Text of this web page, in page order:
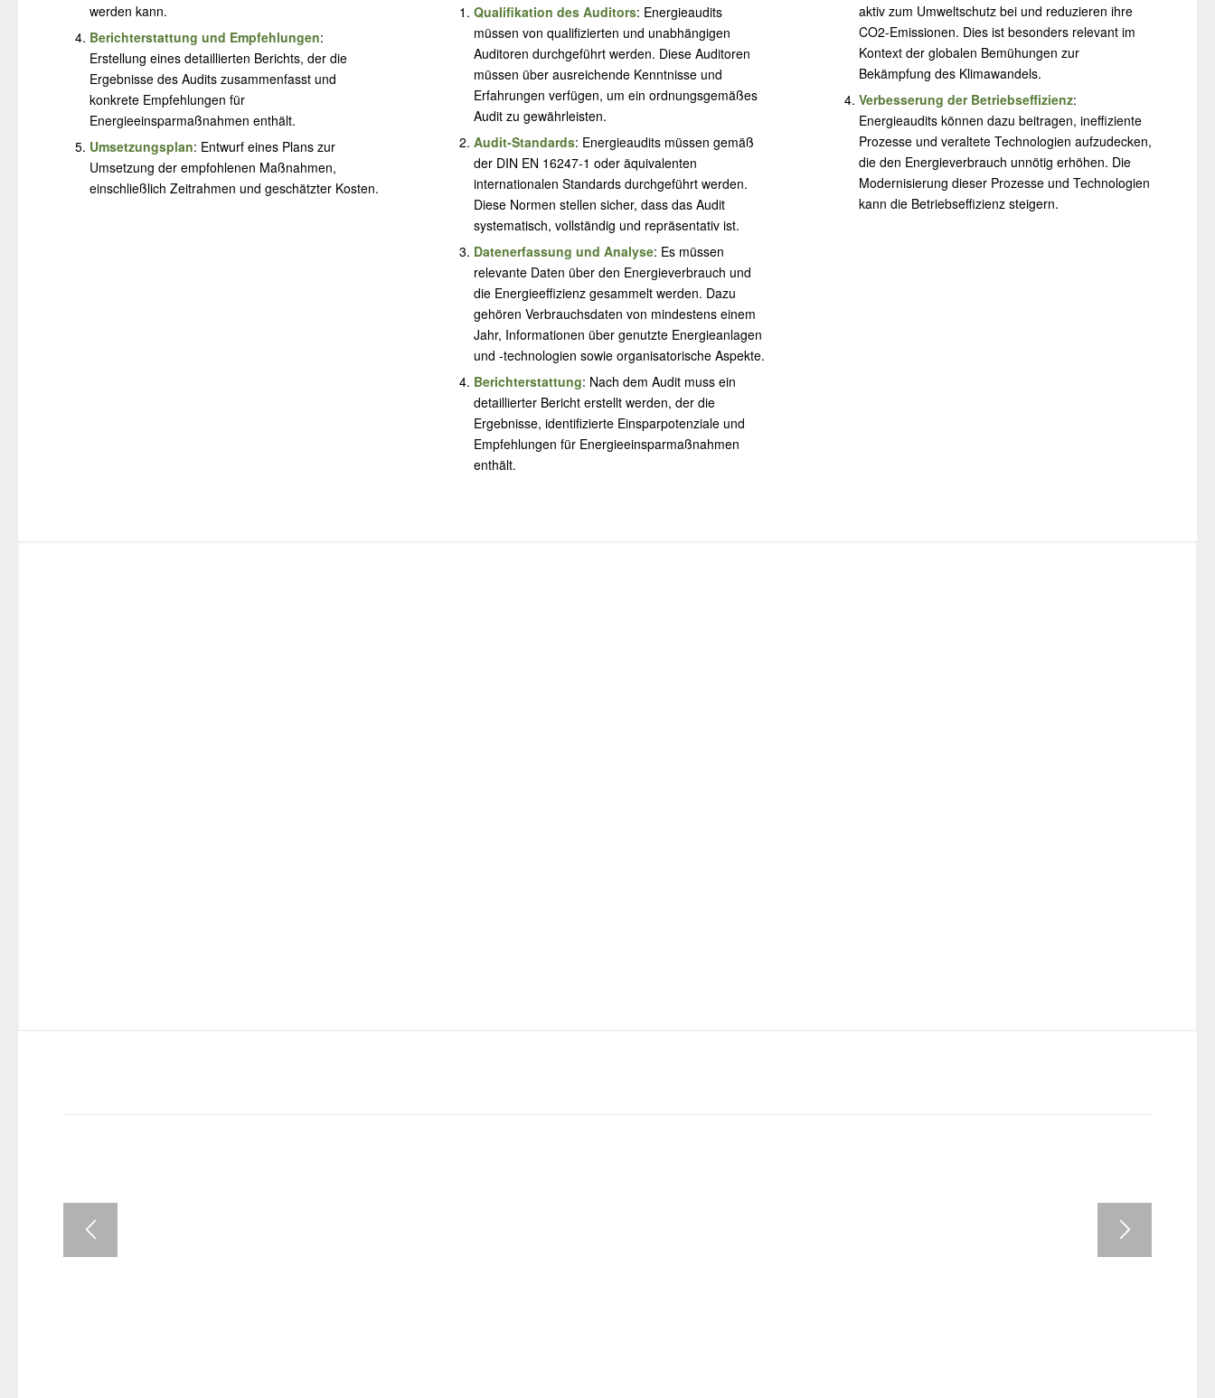
werden kann.
Berichterstattung und Empfehlungen:
Erstellung eines detaillierten Berichts, der die
Ergebnisse des Audits zusammenfasst und
konkrete Empfehlungen für
Energieeinsparmaßnahmen enthält.
Umsetzungsplan: Entwurf eines Plans zur
Umsetzung der empfohlenen Maßnahmen,
einschließlich Zeitrahmen und geschätzter Kosten.
Qualifikation des Auditors: Energieaudits
müssen von qualifizierten und unabhängigen
Auditoren durchgeführt werden. Diese Auditoren
müssen über ausreichende Kenntnisse und
Erfahrungen verfügen, um ein ordnungsgemäßes
Audit zu gewährleisten.
Audit-Standards: Energieaudits müssen gemäß
der DIN EN 16247-1 oder äquivalenten
internationalen Standards durchgeführt werden.
Diese Normen stellen sicher, dass das Audit
systematisch, vollständig und repräsentativ ist.
Datenerfassung und Analyse: Es müssen
relevante Daten über den Energieverbrauch und
die Energieeffizienz gesammelt werden. Dazu
gehören Verbrauchsdaten von mindestens einem
Jahr, Informationen über genutzte Energieanlagen
und -technologien sowie organisatorische Aspekte.
Berichterstattung: Nach dem Audit muss ein
detaillierter Bericht erstellt werden, der die
Ergebnisse, identifizierte Einsparpotenziale und
Empfehlungen für Energieeinsparmaßnahmen
enthält.
aktiv zum Umweltschutz bei und reduzieren ihre
CO2-Emissionen. Dies ist besonders relevant im
Kontext der globalen Bemühungen zur
Bekämpfung des Klimawandels.
Verbesserung der Betriebseffizienz:
Energieaudits können dazu beitragen, ineffiziente
Prozesse und veraltete Technologien aufzudecken,
die den Energieverbrauch unnötig erhöhen. Die
Modernisierung dieser Prozesse und Technologien
kann die Betriebseffizienz steigern.